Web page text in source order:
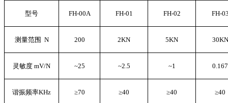
型号 FH-00A FH-01 FH-02 FH-
测量范围 N 200 2KN 5KN 30KN
灵敏度 mV/N ~25 ~2.5 ~1 0.167
谐振频率KHz ≥70 ≥40 ≥40 ≥40